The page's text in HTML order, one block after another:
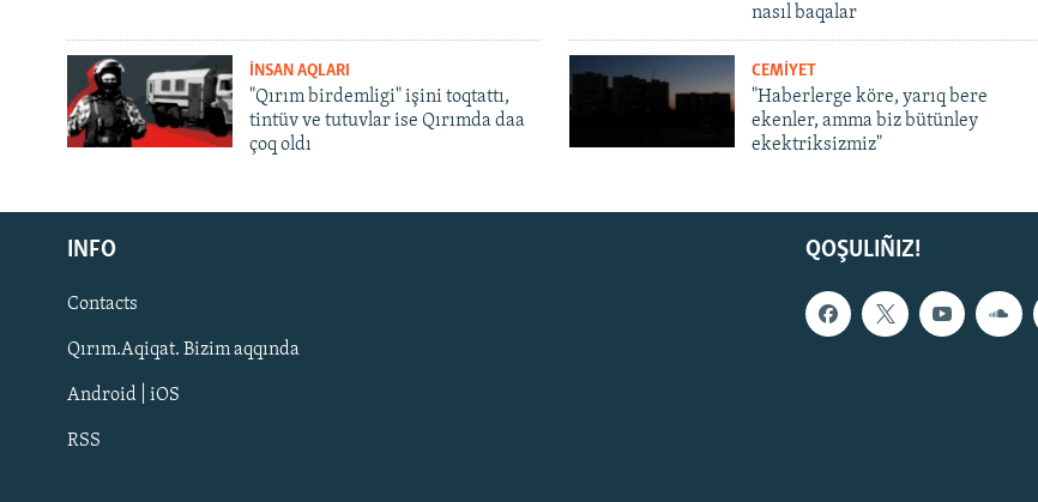
Русский
Українською
QOŞULIÑIZ!
nasıl baqalar
İNSAN AQLARI
"Qırım birdemligi" işini toqtattı,
tintüv ve tutuvlar ise Qırımda daa
çoq oldı
CEMİYET
"Haberlerge köre, yarıq bere
ekenler, amma biz bütünley
ekektriksizmiz"
QOŞULIÑIZ!
INFO
Contacts
Qırım.Aqiqat. Bizim aqqında
Android | iOS
RSS